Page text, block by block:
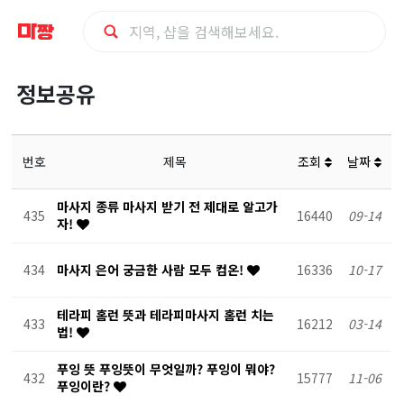
정
보
공
유
정보공유
번호 제목 조회 날짜
435
마사지 종류 마사지 받기 전 제대로 알고가
자!
16440 09-14
434 마사지 은어 궁금한 사람 모두 컴온! 16336 10-17
433
테라피 홈런 뜻과 테라피마사지 홈런 치는
법!
16212 03-14
432
푸잉 뜻 푸잉뜻이 무엇일까? 푸잉이 뭐야?
푸잉이란?
15777 11-06